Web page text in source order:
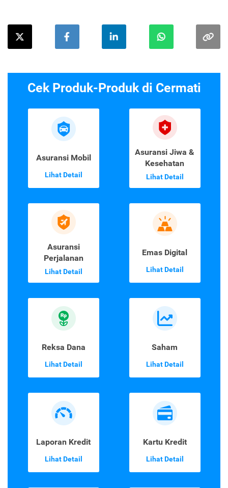
Cek Produk-Produk di Cermati
Asuransi Mobil
Lihat Detail
Asuransi Jiwa &
Kesehatan
Lihat Detail
Asuransi
Perjalanan
Lihat Detail
Emas Digital
Lihat Detail
Reksa Dana
Lihat Detail
Saham
Lihat Detail
Laporan Kredit
Lihat Detail
Kartu Kredit
Lihat Detail